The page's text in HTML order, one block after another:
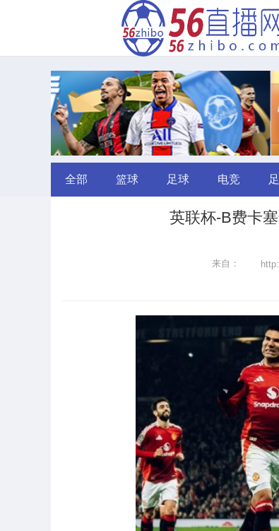
全部 篮球 足球 电竞
英联杯-B费卡
来自：